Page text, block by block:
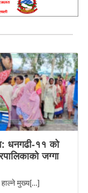
धनगढी-११ को
जग्गा
मुख्य[...]